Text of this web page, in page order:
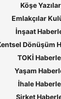
Köşe
Emlakçılar
İnşaat
Dönüşüm
TOKİ
Yaşam
İhale
Şirket